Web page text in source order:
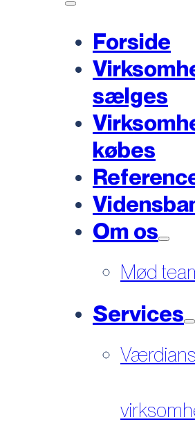
Forside
sælges
købes
Om os
Mød
Services